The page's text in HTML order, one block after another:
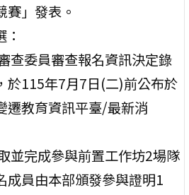
賽」發表。
查委員審查報名資訊決定錄
於115年7月7日(二)前公布於
遷教育資訊平臺/最新消
並完成參與前置工作坊2場隊
成員由本部頒發參與證明1